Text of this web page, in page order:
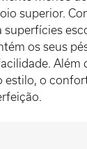
superior.
superfícies
os seus
Além
estilo, o